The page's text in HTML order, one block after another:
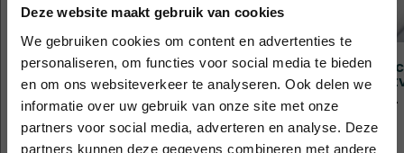
Deze website maakt gebruik van cookies
We gebruiken cookies om content en advertenties te
personaliseren, om functies voor social media te bieden
en om ons websiteverkeer te analyseren. Ook delen we
informatie over uw gebruik van onze site met onze
partners voor social media, adverteren en analyse. Deze
partners kunnen deze gegevens combineren met andere
Nagelstyliste (Allround)
Duur
9 dagen
Prijs
€ 1.263
Duur
Prijs
De hittegolf houdt aan... onze actie ook! 10%
korting verlengd t.e.m. 7 augustus 2026.